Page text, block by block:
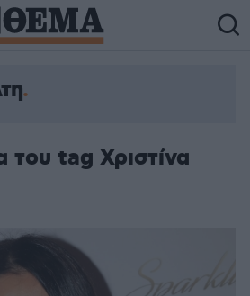
tag Χριστίνα